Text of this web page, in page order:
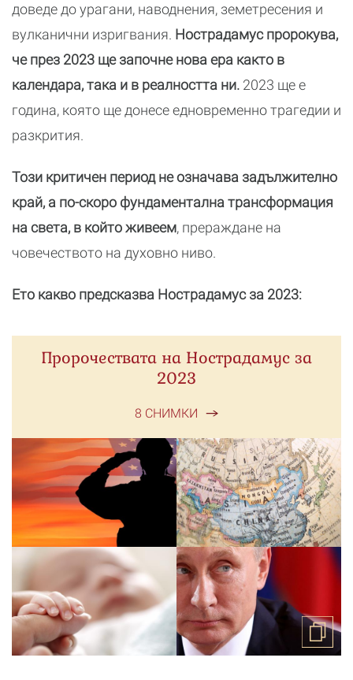
доведе до урагани, наводнения, земетресения и
вулканични изригвания. Нострадамус пророкува,
че през 2023 ще започне нова ера както в
календара, така и в реалността ни. 2023 ще е
година, която ще донесе едновременно трагедии и
разкрития.
Този критичен период не означава задължително
край, а по-скоро фундаментална трансформация
на света, в който живеем, прераждане на
човечеството на духовно ниво.
Ето какво предсказва Нострадамус за 2023:
Пророчествата на Нострадамус за
2023
8 СНИМКИ